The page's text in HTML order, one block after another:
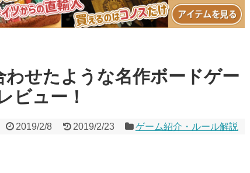
わせたような名作ボードゲー
ビュー！
2019/2/8 2019/2/23 ゲーム紹介・ルール解説